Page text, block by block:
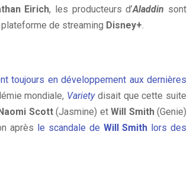
Eirich, les producteurs d’Aladdin sont
de streaming Disney+.
toujours en développement aux dernières
mondiale, Variety disait que cette suite
Naomi Scott(Jasmine) etWill Smith(Genie)
après le scandale de Will Smith lors des